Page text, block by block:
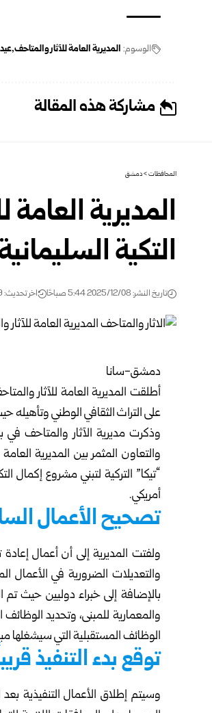
الوسوم: المديرية العامة للآثار والمتاحف
مشاركة هذه المقالة
المحافظات>دمشق
المديرية
التكية
تاريخ النشر: 2025/12/08 5:44 صباحًا اخر تحديث: 2025/12/09 12:45 صباحًا
دمشق-سانا
أطلقت المديرية العامة للآثار
على التراث الثقافي الوطني وتأهيله
وذكرت مديرية الآثار والمتاحف
والتعاون المثمر بين المديرية
أمريكي.
تصحيح الأعمال
ولفتت المديرية إلى أن أعمال
والتعديلات الضرورية في الأعمال
بالإضافة إلى خبراء دوليين حيث
والمعمارية للمبنى، وتحديد
الوظائف المستقبلية التي سيشغلها
توقع بدء التنفيذ
وسيتم إطلاق الأعمال التنفيذية